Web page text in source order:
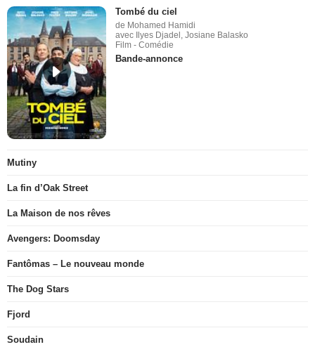
Tombé du ciel
de Mohamed Hamidi
avec Ilyes Djadel, Josiane Balasko
Film - Comédie
Bande-annonce
Mutiny
La fin d’Oak Street
La Maison de nos rêves
Avengers: Doomsday
Fantômas – Le nouveau monde
The Dog Stars
Fjord
Soudain